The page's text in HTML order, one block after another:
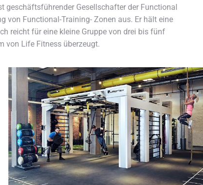
geschäftsführender Gesellschafter der Functional
von Functional-Training- Zonen aus. Er hält eine
reicht für eine kleine Gruppe von drei bis fünf
von Life Fitness überzeugt.